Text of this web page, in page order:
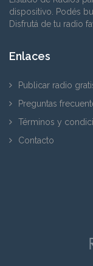
dispositivo. Podés
Disfrutá de tu radio
Enlaces
Publicar radio
Preguntas
Términos y
Contacto